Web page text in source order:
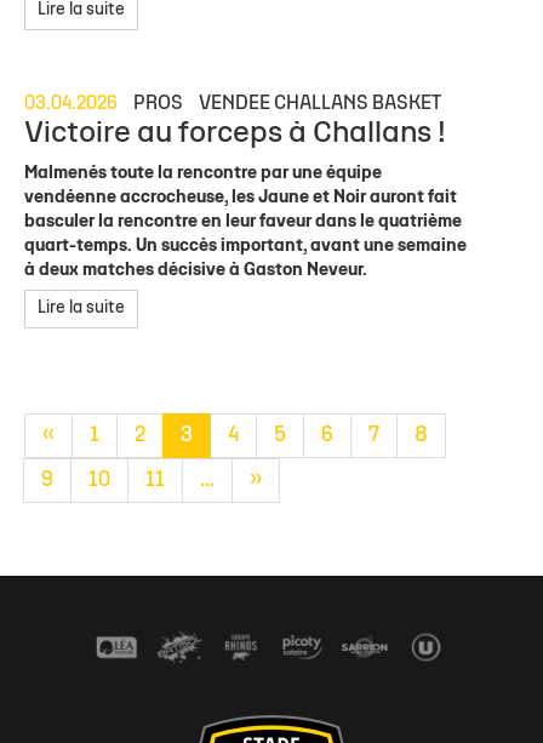
Lire la suite
03.04.2026 PROS VENDEE CHALLANS BASKET
Victoire au forceps à Challans !
Malmenés toute la rencontre par une équipe
vendéenne accrocheuse, les Jaune et Noir auront fait
basculer la rencontre en leur faveur dans le quatrième
quart-temps. Un succès important, avant une semaine
à deux matches décisive à Gaston Neveur.
Lire la suite
« 1 2 3 4 5 6 7 8
9 10 11 ... »